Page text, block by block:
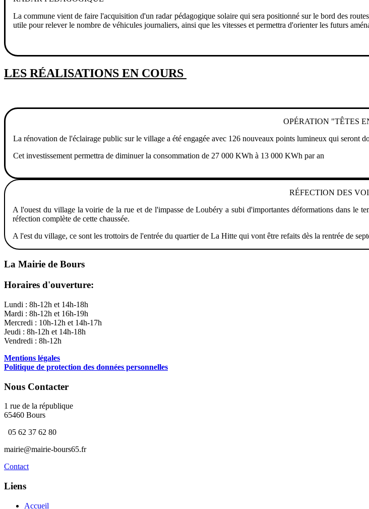
La commune vient de faire l'acquisition d'un radar pédagogique solaire qui sera positionné sur le bord des
utile pour relever le nombre de véhicules journaliers, ainsi que les vitesses et permettra d'orienter les futurs
LES RÉALISATIONS EN COURS
OPÉRATION "TÊTES
La rénovation de l'éclairage public sur le village a été engagée avec 126 nouveaux points lumineux qui seront
Cet investissement permettra de diminuer la consommation de 27 000 KWh à 13 000 KWh par an
RÉFECTION DES
A l'ouest du village la voirie de la rue et de l'impasse de Loubéry a subi d'importantes déformations dans le
réfection complète de cette chaussée.
A l'est du village, ce sont les trottoirs de l'entrée du quartier de La Hitte qui vont être refaits dès la rentrée de
La Mairie de Bours
Horaires d'ouverture:
Lundi : 8h-12h et 14h-18h
Mardi : 8h-12h et 16h-19h
Mercredi : 10h-12h et 14h-17h
Jeudi : 8h-12h et 14h-18h
Vendredi : 8h-12h
Mentions légales
Politique de protection des données personnelles
Nous Contacter
1 rue de la république
65460 Bours
05 62 37 62 80
mairie@mairie-bours65.fr
Contact
Liens
Accueil